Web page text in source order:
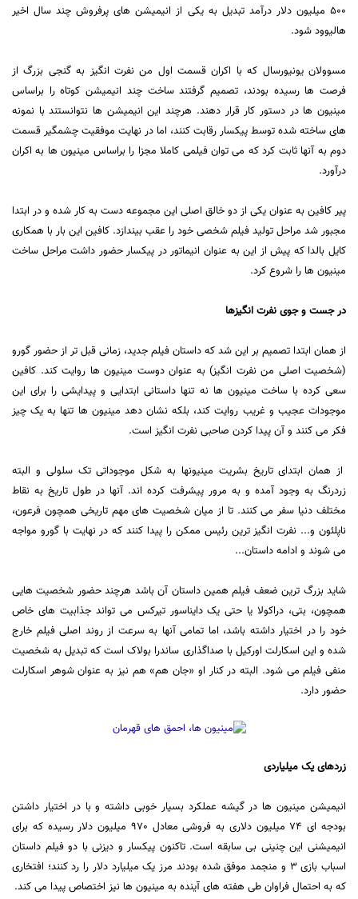
500 میلیون دلار درآمد تبدیل به یکی از انیمیشن های پرفروش چند سال اخیر
هالیوود شود.
مسوولان یونیورسال که با اکران قسمت اول من نفرت انگیز به گنجی بزرگ از
فرصت ها رسیده بودند، تصمیم گرفتند ساخت چند انیمیشن کوتاه را براساس
مینیون ها در دستور کار قرار دهند. هرچند این انیمیشن ها نتوانستند با نمونه
های ساخته شده توسط پیکسار رقابت کنند، اما در نهایت موفقیت چشمگیر قسمت
دوم به آنها ثابت کرد که می توان فیلمی کاملا مجزا را براساس مینیون ها به اکران
درآورد.
پیر کافین به عنوان یکی از دو خالق اصلی این مجموعه دست به کار شده و در ابتدا
مجبور شد مراحل تولید فیلم شخصی خود را عقب بیندازد. کافین این بار با همکاری
کایل بالدا که پیش از این به عنوان انیماتور در پیکسار حضور داشت مراحل ساخت
مینیون ها را شروع کرد.
در جست و جوی نفرت انگیزها
از همان ابتدا تصمیم بر این شد که داستان فیلم جدید، زمانی قبل تر از حضور گورو
(شخصیت اصلی من نفرت انگیز) به عنوان دوست مینیون ها روایت کند. کافین
سعی کرده با ساخت مینیون ها نه تنها داستانی ابتدایی و پیدایشی را برای این
موجودات عجیب و غریب روایت کند، بلکه نشان دهد مینیون ها تنها به یک چیز
فکر می کنند و آن پیدا کردن صاحبی نفرت انگیز است.
از همان ابتدای تاریخ بشریت مینیونها به شکل موجوداتی تک سلولی و البته
زردرنگ به وجود آمده و به مرور پیشرفت کرده اند. آنها در طول تاریخ به نقاط
مختلف دنیا سفر می کنند. تا از میان شخصیت های مهم تاریخی همچون فرعون،
ناپلئون و... نفرت انگیز ترین رئیس ممکن را پیدا کنند که در نهایت با گورو مواجه
می شوند و ادامه داستان...
شاید بزرگ ترین ضعف فیلم همین داستان آن باشد هرچند حضور شخصیت هایی
همچون، بتی، دراکولا یا حتی یک دایناسور تیرکس می تواند جذابیت های خاص
خود را در اختیار داشته باشد، اما تمامی آنها به سرعت از روند اصلی فیلم خارج
شده و این اسکارلت اورکیل با صداگذاری ساندرا بولاک است که تبدیل به شخصیت
منفی فیلم می شود. البته در کنار او «جان هم» هم نیز به عنوان شوهر اسکارلت
حضور دارد.
زردهای یک میلیاردی
انیمیشن مینیون ها در گیشه عملکرد بسیار خوبی داشته و با در اختیار داشتن
بودجه ای 74 میلیون دلاری به فروشی معادل 970 میلیون دلار رسیده که برای
انیمیشنی این چنینی بی سابقه است. تاکنون پیکسار و دیزنی با دو فیلم داستان
اسباب بازی 3 و منجمد موفق شده بودند مرز یک میلیارد دلار را رد کنند؛ افتخاری
که به احتمال فراوان طی هفته های آینده به مینیون ها نیز اختصاص پیدا می کند.